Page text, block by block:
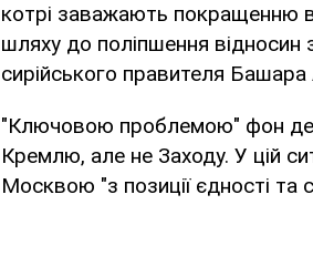
котрі заважають покращенню
шляху до поліпшення відносин
сирійського правителя Башара
"Ключовою проблемою" фон
Кремлю, але не Заходу. У цій
Москвою "з позиції єдності та